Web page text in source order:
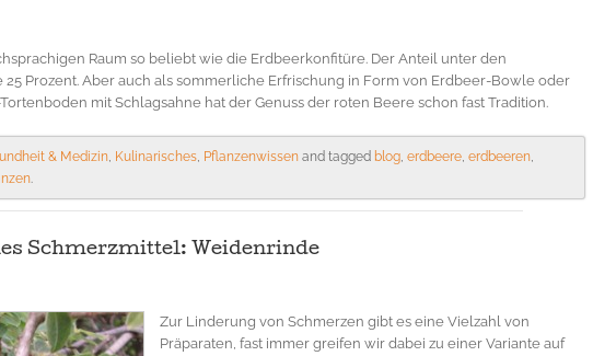
Raum so beliebt wie die Erdbeerkonfitüre. Der Anteil unter den
25 Prozent. Aber auch als sommerliche Erfrischung in Form von Erdbeer-Bowle oder
mit Schlagsahne hat der Genuss der roten Beere schon fast Tradition.
& Medizin, Kulinarisches, Pflanzenwissen and tagged blog, erdbeere, erdbeeren,
.
Schmerzmittel: Weidenrinde
Zur Linderung von Schmerzen gibt es eine Vielzahl von
Präparaten, fast immer greifen wir dabei zu einer Variante auf